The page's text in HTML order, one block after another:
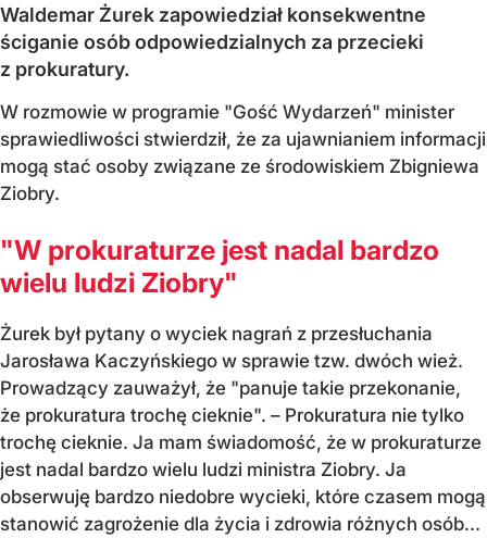
Waldemar Żurek zapowiedział konsekwentne
ściganie osób odpowiedzialnych za przecieki
z prokuratury.
W rozmowie w programie "Gość Wydarzeń" minister
sprawiedliwości stwierdził, że za ujawnianiem informacji
mogą stać osoby związane ze środowiskiem Zbigniewa
Ziobry.
"W prokuraturze jest nadal bardzo
wielu ludzi Ziobry"
Żurek był pytany o wyciek nagrań z przesłuchania
Jarosława Kaczyńskiego w sprawie tzw. dwóch wież.
Prowadzący zauważył, że "panuje takie przekonanie,
że prokuratura trochę cieknie". – Prokuratura nie tylko
trochę cieknie. Ja mam świadomość, że w prokuraturze
jest nadal bardzo wielu ludzi ministra Ziobry. Ja
obserwuję bardzo niedobre wycieki, które czasem mogą
stanowić zagrożenie dla życia i zdrowia różnych osób...